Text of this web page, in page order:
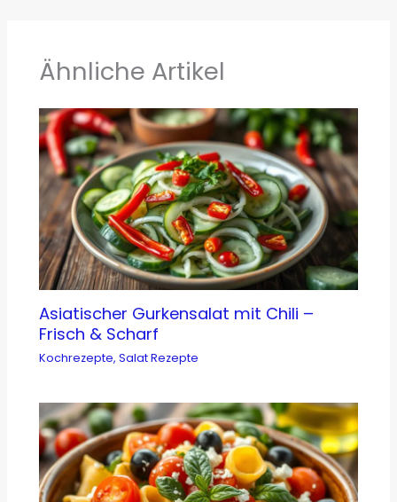
Ähnliche Artikel
Asiatischer Gurkensalat mit Chili –
Frisch & Scharf
Kochrezepte,Salat Rezepte